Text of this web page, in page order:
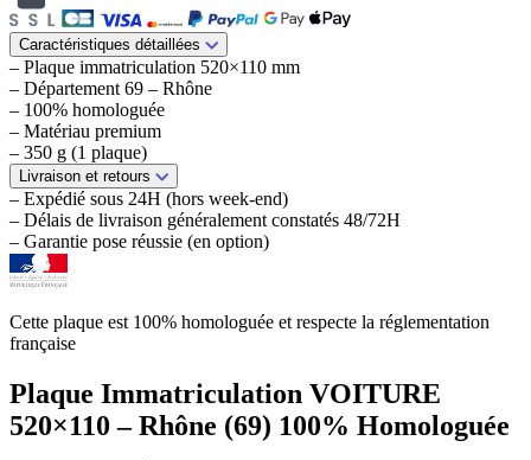
Caractéristiques détaillées
– Plaque immatriculation 520×110 mm
– Département 69 – Rhône
– 100% homologuée
– Matériau premium
– 350 g (1 plaque)
Livraison et retours
– Expédié sous 24H (hors week-end)
– Délais de livraison généralement constatés 48/72H
– Garantie pose réussie (en option)
Cette plaque est 100% homologuée et respecte la réglementation
française
Plaque Immatriculation VOITURE
520×110 – Rhône (69) 100% Homologuée